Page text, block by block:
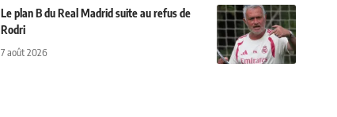
Le plan B du Real Madrid suite au refus de
Rodri
7 août 2026